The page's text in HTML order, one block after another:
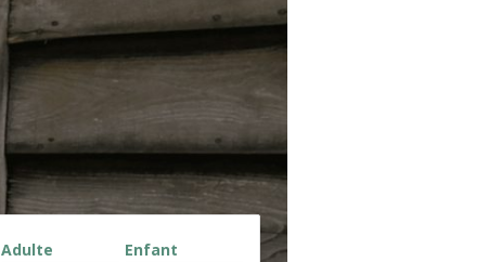
Adulte Enfant